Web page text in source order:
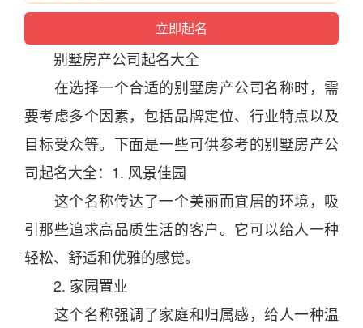
别墅房产公司起名大全
在选择一个合适的别墅房产公司名称时，需
要考虑多个因素，包括品牌定位、行业特点以及
目标受众等。下面是一些可供参考的别墅房产公
司起名大全：1. 风景佳园
这个名称传达了一个美丽而宜居的环境，吸
引那些追求高品质生活的客户。它可以给人一种
轻松、舒适和优雅的感觉。
2. 家园置业
这个名称强调了家庭和归属感，给人一种温